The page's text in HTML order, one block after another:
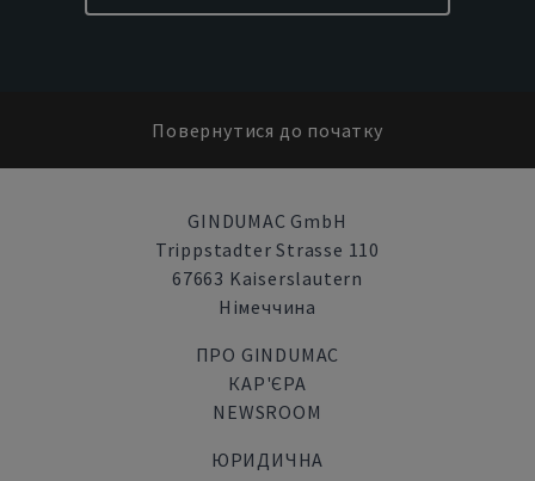
Повернутися до початку
GINDUMAC GmbH
Trippstadter Strasse 110
67663 Kaiserslautern
Німеччина
ПРО GINDUMAC
КАР'ЄРА
NEWSROOM
ЮРИДИЧНА